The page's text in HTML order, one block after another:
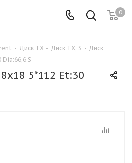
0
- Диск TX - Диск TX, S - Диск
Dia:66,6 S
8x18 5*112 Et:30